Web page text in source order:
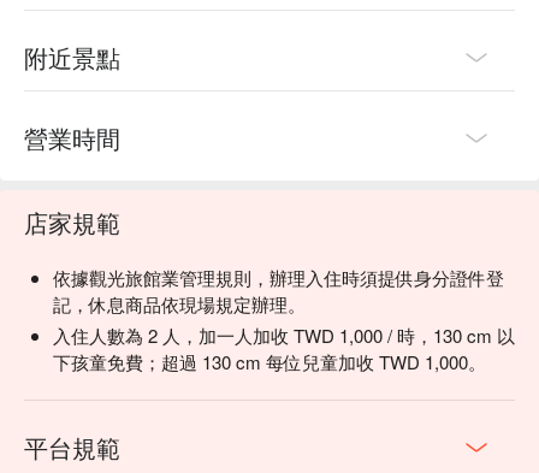
附近景點
營業時間
店家規範
依據觀光旅館業管理規則，辦理入住時須提供身分證件登
記，休息商品依現場規定辦理。
入住人數為 2 人，加一人加收 TWD 1,000 / 時，130 cm 以
下孩童免費；超過 130 cm 每位兒童加收 TWD 1,000。
平台規範